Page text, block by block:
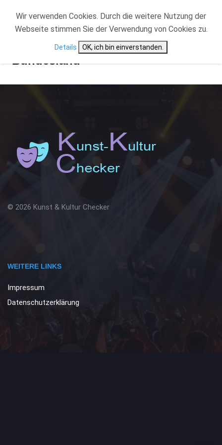
Bundesland
© 2026 Kunst & Kultur Checker
WEITERE LINKS
Impressum
Datenschutzerklärung
Wir verwenden Cookies. Durch die weitere Nutzung der
Webseite stimmen Sie der Verwendung von Cookies zu.
Details OK, ich bin einverstanden.